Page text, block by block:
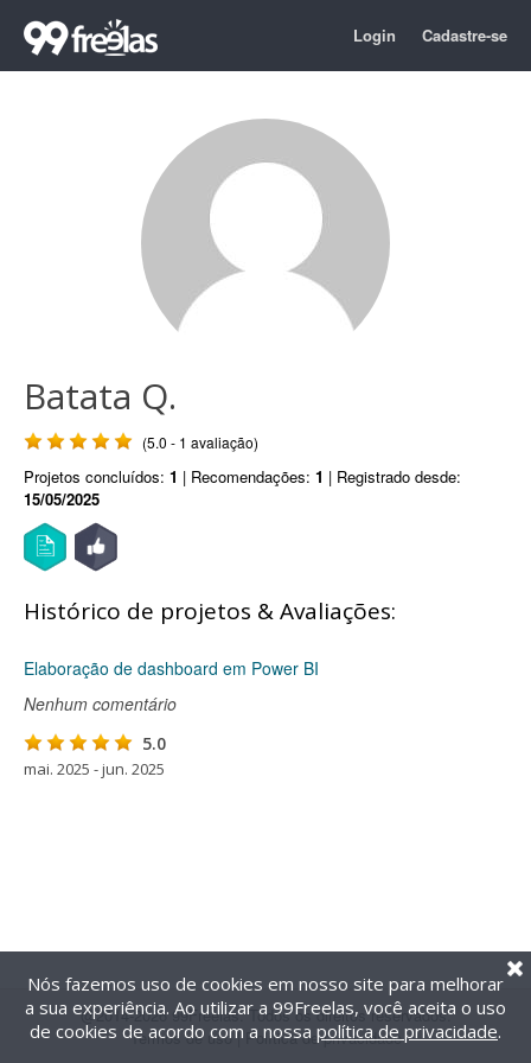
Login Cadastre-se
Batata Q.
(5.0 - 1 avaliação)
Projetos concluídos: 1 | Recomendações: 1 | Registrado desde:
15/05/2025
Histórico de projetos & Avaliações:
Elaboração de dashboard em Power BI
Nenhum comentário
5.0
mai. 2025 - jun. 2025
@2014-2026 99Freelas. Todos os direitos reservados.
Termos de uso| Política de privacidade
Nós fazemos uso de cookies em nosso site para melhorar
a sua experiência. Ao utilizar a 99Freelas, você aceita o uso
de cookies de acordo com a nossa política de privacidade.